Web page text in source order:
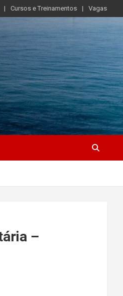
Cursos e Treinamentos Vagas
–